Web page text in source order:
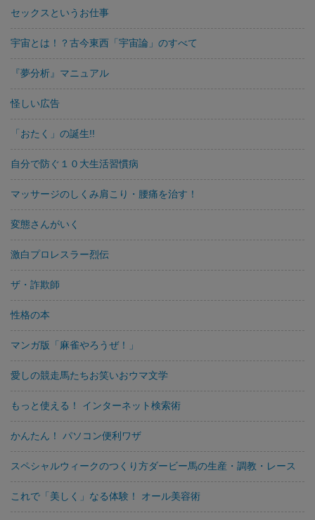
セックスというお仕事
宇宙とは！？古今東西「宇宙論」のすべて
『夢分析』マニュアル
怪しい広告
「おたく」の誕生!!
自分で防ぐ１０大生活習慣病
マッサージのしくみ肩こり・腰痛を治す！
変態さんがいく
激白プロレスラー烈伝
ザ・詐欺師
性格の本
マンガ版「麻雀やろうぜ！」
愛しの競走馬たちお笑いおウマ文学
もっと使える！ インターネット検索術
かんたん！ パソコン便利ワザ
スペシャルウィークのつくり方ダービー馬の生産・調教・レース
これで「美しく」なる体験！ オール美容術